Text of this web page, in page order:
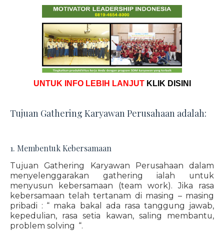
UNTUK INFO LEBIH LANJUT KLIK DISINI
Tujuan Gathering Karyawan Perusahaan adalah:
1. Membentuk Kebersamaan
Tujuan Gathering Karyawan Perusahaan dalam
menyelenggarakan gathering ialah untuk
menyusun kebersamaan (team work). Jika rasa
kebersamaan telah tertanam di masing – masing
pribadi : “ maka bakal ada rasa tanggung jawab,
kepedulian, rasa setia kawan, saling membantu,
problem solving “.